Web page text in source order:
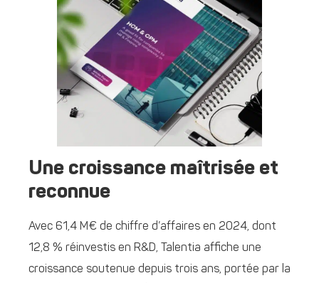
Une croissance maîtrisée et
reconnue
Avec 61,4 M€ de chiffre d’affaires en 2024, dont
12,8 % réinvestis en R&D, Talentia affiche une
croissance soutenue depuis trois ans, portée par la